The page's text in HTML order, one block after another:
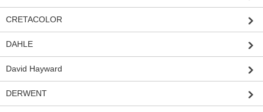
CRETACOLOR
DAHLE
David Hayward
DERWENT